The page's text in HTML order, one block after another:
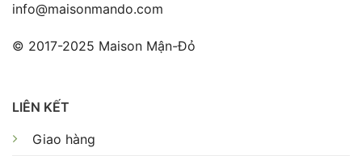
info@maisonmando.com
© 2017-2025 Maison Mận-Đỏ
LIÊN KẾT
Giao hàng